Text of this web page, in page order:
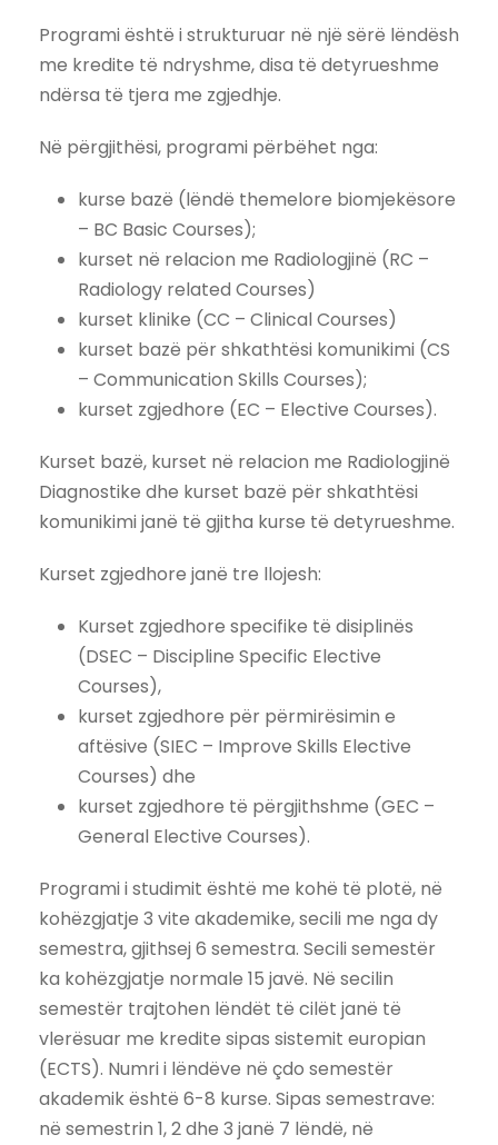
Programi është i strukturuar në një sërë lëndësh
me kredite të ndryshme, disa të detyrueshme
ndërsa të tjera me zgjedhje.
Në përgjithësi, programi përbëhet nga:
kurse bazë (lëndë themelore biomjekësore
– BC Basic Courses);
kurset në relacion me Radiologjinë (RC –
Radiology related Courses)
kurset klinike (CC – Clinical Courses)
kurset bazë për shkathtësi komunikimi (CS
– Communication Skills Courses);
kurset zgjedhore (EC – Elective Courses).
Kurset bazë, kurset në relacion me Radiologjinë
Diagnostike dhe kurset bazë për shkathtësi
komunikimi janë të gjitha kurse të detyrueshme.
Kurset zgjedhore janë tre llojesh:
Kurset zgjedhore specifike të disiplinës
(DSEC – Discipline Specific Elective
Courses),
kurset zgjedhore për përmirësimin e
aftësive (SIEC – Improve Skills Elective
Courses) dhe
kurset zgjedhore të përgjithshme (GEC –
General Elective Courses).
Programi i studimit është me kohë të plotë, në
kohëzgjatje 3 vite akademike, secili me nga dy
semestra, gjithsej 6 semestra. Secili semestër
ka kohëzgjatje normale 15 javë. Në secilin
semestër trajtohen lëndët të cilët janë të
vlerësuar me kredite sipas sistemit europian
(ECTS). Numri i lëndëve në çdo semestër
akademik është 6-8 kurse. Sipas semestrave:
në semestrin 1, 2 dhe 3 janë 7 lëndë, në